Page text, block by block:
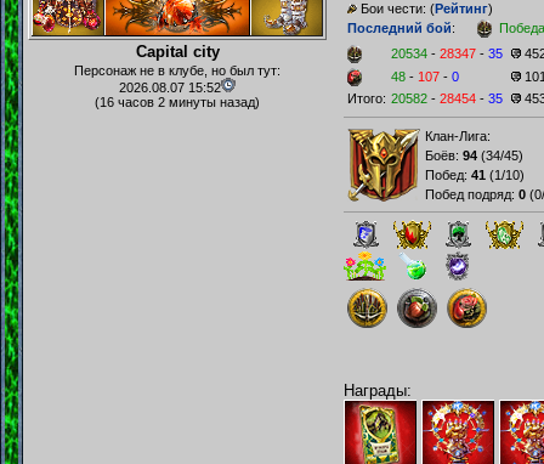
Capital city
Персонаж не в клубе, но был тут:
2026.08.07 15:52
(16 часов 2 минуты назад)
Бои чести: (Рейтинг)
Последний бой:
Победа
20534 - 28347 - 35
48 - 107 - 0
Итого: 20582 - 28454 - 35
Клан-Лига:
Боёв: 94 (34/45)
Побед: 41 (1/10)
Побед подряд: 0 (
Награды: